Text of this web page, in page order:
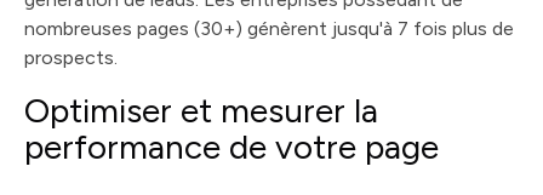
nombreuses pages (30+) génèrent jusqu'à 7 fois plus de
prospects.
Optimiser et mesurer la
performance de votre page